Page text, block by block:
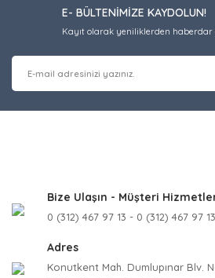
E- BÜLTENİMİZE KAYDOLUN!
Kayıt olarak yeniliklerden haberdar
Bize Ulaşın - Müşteri
0 (312) 467 97 13 - 0 (312) 467 97 13
Adres
Konutkent Mah. Dumlupınar Blv.